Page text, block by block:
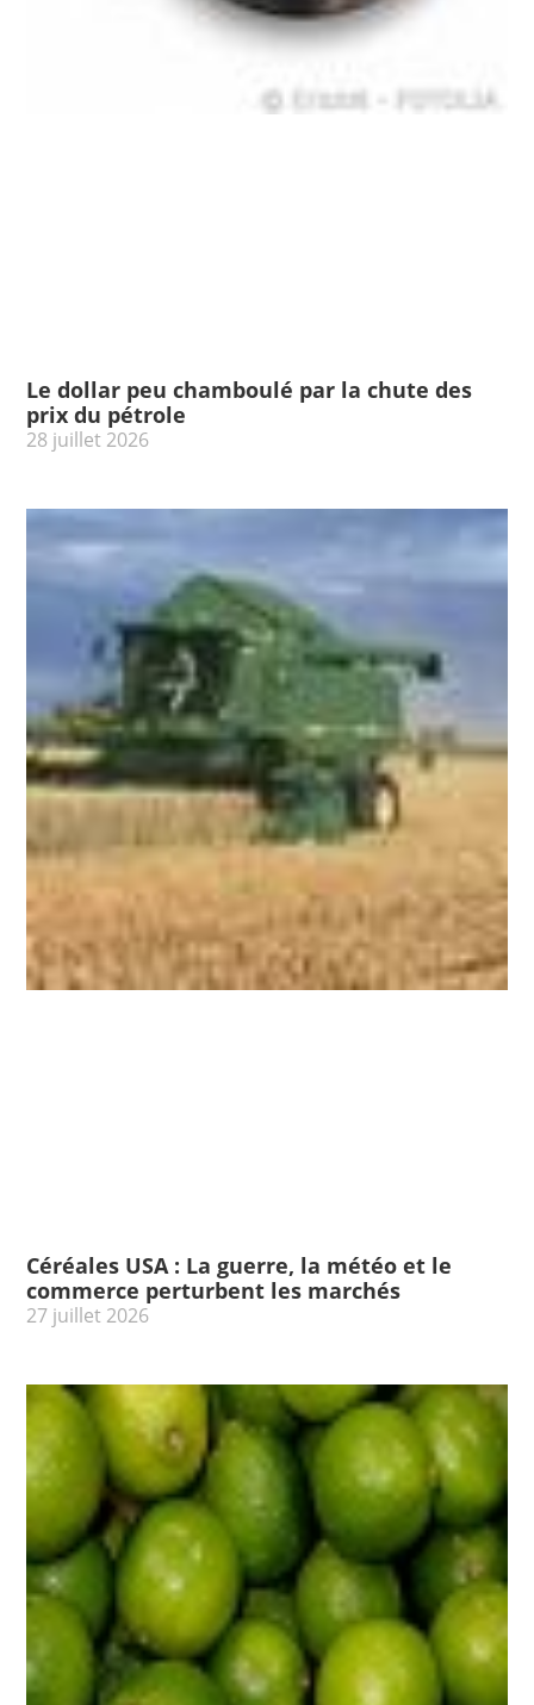
Le dollar peu chamboulé par la chute des
prix du pétrole
28 juillet 2026
Céréales USA : La guerre, la météo et le
commerce perturbent les marchés
27 juillet 2026